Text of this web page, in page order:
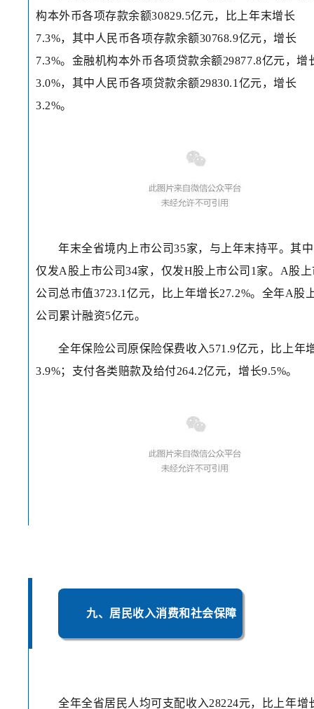
构本外币各项存款余额30829.5亿元，比上年末增长
7.3%，其中人民币各项存款余额30768.9亿元，增长
7.3%。金融机构本外币各项贷款余额29877.8亿元，增
3.0%，其中人民币各项贷款余额29830.1亿元，增长
3.2%。
年末全省境内上市公司35家，与上年末持平。其
仅发A股上市公司34家，仅发H股上市公司1家。A股上
公司总市值3723.1亿元，比上年增长27.2%。全年A股
公司累计融资5亿元。
全年保险公司原保险保费收入571.9亿元，比上年
3.9%；支付各类赔款及给付264.2亿元，增长9.5%。
九、居民收入消费和社会保障
全年全省居民人均可支配收入28224元，比上年增